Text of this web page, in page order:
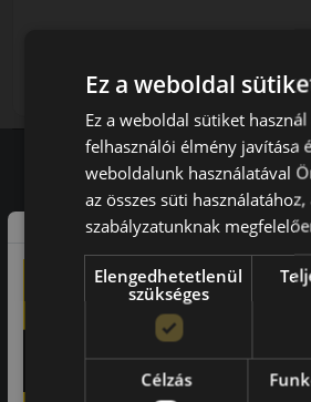
Kuponkód másolása
Vásárlói
97.76%
a vásárlók közül ajánlaná
21659
vélemény
Ez a weboldal
Ez a weboldal sütiket használ
felhasználói élmény javítása
weboldalunk használatával
az összes süti használatához,
szabályzatunknak
Elengedhetetlenül
szükséges
Célzás